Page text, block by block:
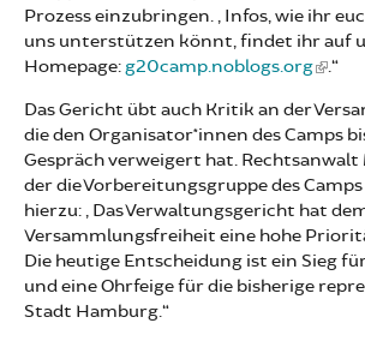
Prozess einzubringen. „Infos, wie ihr
uns unterstützen könnt, findet ihr auf
Homepage:g20camp.noblogs.org
.“
Das Gericht übt auch Kritik an der
die den Organisator*innen des Camps
Gespräch verweigert hat.
der die Vorbereitungsgruppe des
hierzu: „Das Verwaltungsgericht hat
Versammlungsfreiheit eine hohe
Die heutige Entscheidung ist ein Sieg
und eine Ohrfeige für die bisherige
Stadt Hamburg.“